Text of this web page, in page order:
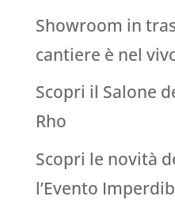
Showroom in
cantiere è nel
Scopri il Salone
Rho
Scopri le novità
l’Evento